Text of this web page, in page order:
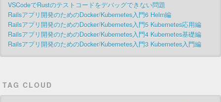
VSCodeでRustのテストコードをデバッグできない問題
Railsアプリ開発のためのDocker/Kubernetes入門6 Helm編
Railsアプリ開発のためのDocker/Kubernetes入門5 Kubernetes応用編
Railsアプリ開発のためのDocker/Kubernetes入門4 Kubernetes基礎編
Railsアプリ開発のためのDocker/Kubernetes入門3 Kubernetes入門編
TAG CLOUD